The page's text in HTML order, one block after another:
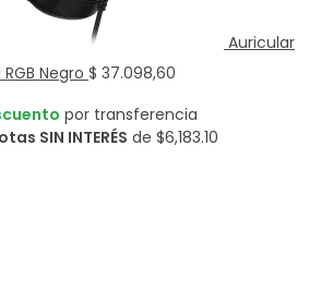
Auricular
RGB Negro $ 37.098,60
por transferencia
SIN INTERÉS de $6,183.10